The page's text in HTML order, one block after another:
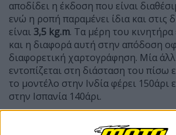
αποδίδει η έκδοση που είναι
ενώ η ροπή παραμένει ίδια και στις
είναι 3,5 kg.m. Τα μέρη του κινητήρα
και η διαφορά αυτή στην απόδοση
διαφορετική χαρτογράφηση. Μία
εντοπίζεται στη διάσταση του πίσω
το μοντέλο στην Ινδία φέρει 150άρι
στην Ισπανία 140άρι.